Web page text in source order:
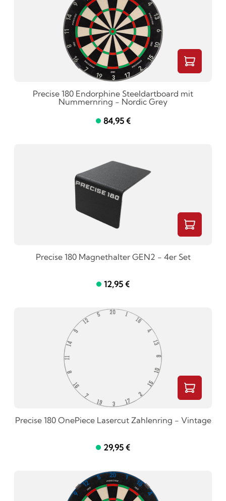
Precise 180 Endorphine Steeldartboard mit
Nummernring - Nordic Grey
84,95 €
Precise 180 Magnethalter GEN2 - 4er Set
12,95 €
Precise 180 OnePiece Lasercut Zahlenring - Vintage
29,95 €